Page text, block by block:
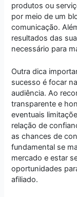
produtos ou
por meio de um
comunicação.
resultados das
necessário para
Outra dica
sucesso é focar
audiência. Ao
transparente e
eventuais
relação de
as chances de
fundamental se
mercado e estar
oportunidades
afiliado.